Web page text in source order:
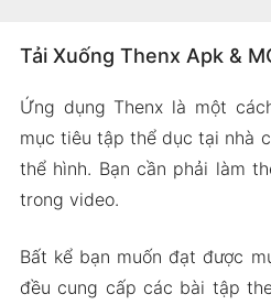
Tải Xuống Thenx Apk &
Ứng dụng Thenx là một
mục tiêu tập thể dục tại nhà
thể hình. Bạn cần phải làm
trong video.
Bất kể bạn muốn đạt được
đều cung cấp các bài tập